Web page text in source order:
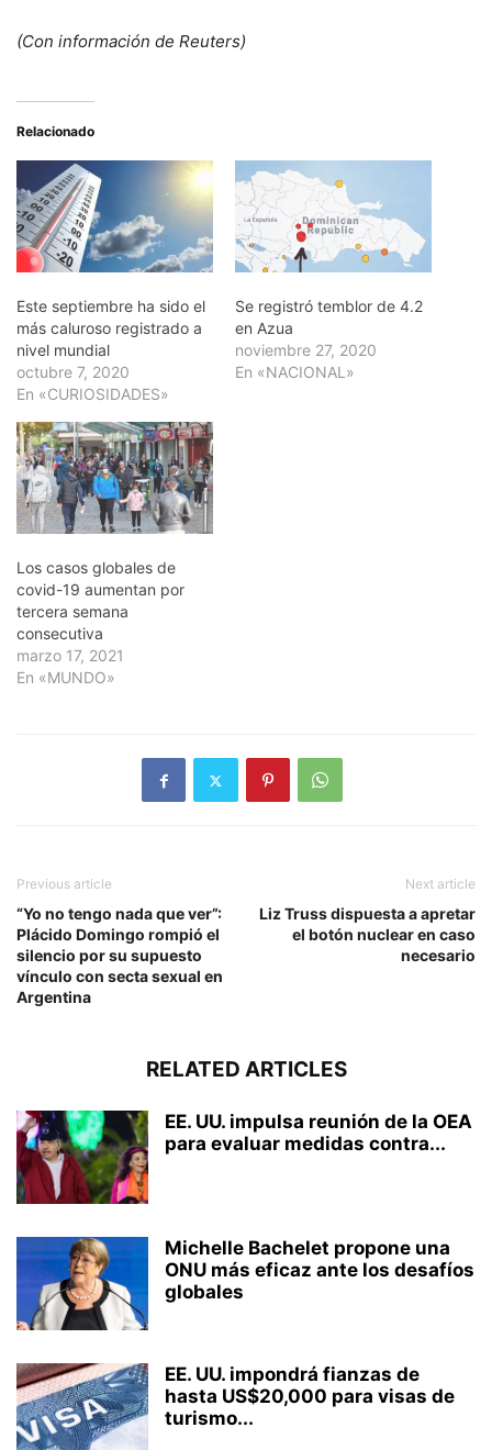
(Con información de Reuters)
Relacionado
Este septiembre ha sido el
más caluroso registrado a
nivel mundial
octubre 7, 2020
En «CURIOSIDADES»
Se registró temblor de 4.2
en Azua
noviembre 27, 2020
En «NACIONAL»
Los casos globales de
covid-19 aumentan por
tercera semana
consecutiva
marzo 17, 2021
En «MUNDO»
Previous article
“Yo no tengo nada que ver”:
Plácido Domingo rompió el
silencio por su supuesto
vínculo con secta sexual en
Argentina
Next article
Liz Truss dispuesta a apretar
el botón nuclear en caso
necesario
RELATED ARTICLES
EE. UU. impulsa reunión de la OEA
para evaluar medidas contra...
Michelle Bachelet propone una
ONU más eficaz ante los desafíos
globales
EE. UU. impondrá fianzas de
hasta US$20,000 para visas de
turismo...